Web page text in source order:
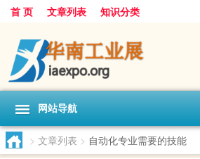
首 页 文章列表 知识分类
网站导航
> 文章列表 > 自动化专业需要的技能